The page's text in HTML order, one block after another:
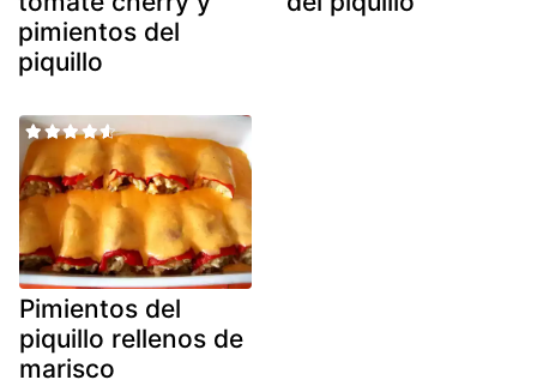
pimientos del
piquillo
Pimientos del
piquillo rellenos de
marisco